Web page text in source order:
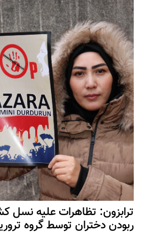
ترابزون: تظاهرات علیه نسل
ربودن دختران توسط گروه